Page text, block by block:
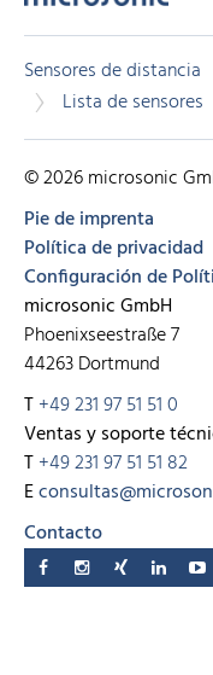
Sensores de distancia
Lista de sensores
© 2026 microsonic
Pie de imprenta
Política de privacidad
Configuración de
microsonic GmbH
Phoenixseestraße 7
44263 Dortmund
T+49 231 97 51 51 0
Ventas y soporte
T+49 231 97 51 51 82
E
Contacto